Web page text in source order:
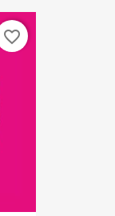
favorite_border